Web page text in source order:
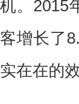
机。2015
客增长了
实在在的效